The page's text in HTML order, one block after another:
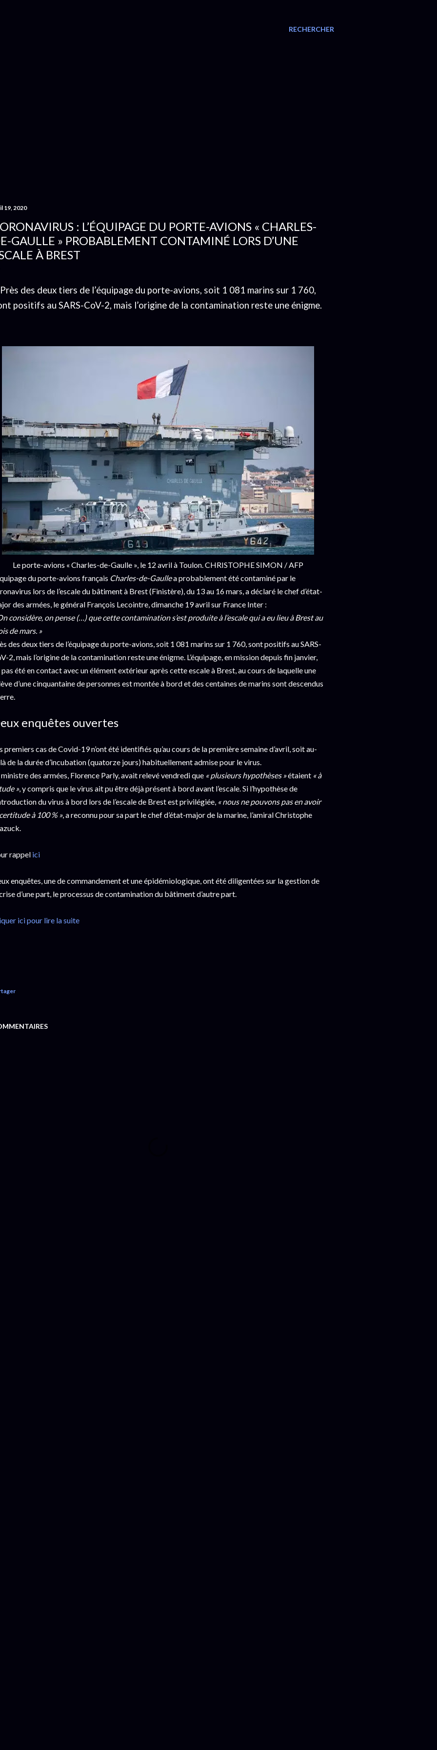
RECHERCHER
19, 2020
: L’ÉQUIPAGE DU PORTE-AVIONS « CHARLES-
GAULLE » PROBABLEMENT CONTAMINÉ LORS D’UNE
À BREST
Près des deux tiers de l’équipage du porte-avions, soit 1 081 marins sur 1 760,
positifs au SARS-CoV-2, mais l’origine de la contamination reste une énigme.
Le porte-avions « Charles-de-Gaulle », le 12 avril à Toulon. CHRISTOPHE SIMON / AFP
du porte-avions français Charles-de-Gaullea probablement été contaminé par le
lors de l’escale du bâtiment à Brest (Finistère), du 13 au 16 mars, a déclaré le chef d’état-
des armées, le général François Lecointre, dimanche 19 avril sur France Inter :
considère, on pense (…) que cette contamination s’est produite à l’escale qui a eu lieu à Brest au
de mars. »
des deux tiers de l’équipage du porte-avions, soit 1 081 marins sur 1 760, sont positifs au SARS-
2, mais l’origine de la contamination reste une énigme. L’équipage, en mission depuis fin janvier,
pas été en contact avec un élément extérieur après cette escale à Brest, au cours de laquelle une
d’une cinquantaine de personnes est montée à bord et des centaines de marins sont descendus
enquêtes ouvertes
premiers cas de Covid-19 n’ont été identifiés qu’au cours de la première semaine d’avril, soit au-
de la durée d’incubation (quatorze jours) habituellement admise pour le virus.
ministre des armées, Florence Parly, avait relevé vendredi que « plusieurs hypothèses »étaient « à
», y compris que le virus ait pu être déjà présent à bord avant l’escale. Si l’hypothèse de
du virus à bord lors de l’escale de Brest est privilégiée, « nous ne pouvons pas en avoir
à 100 % », a reconnu pour sa part le chef d’état-major de la marine, l’amiral Christophe
rappel ici
enquêtes, une de commandement et une épidémiologique, ont été diligentées sur la gestion de
d’une part, le processus de contamination du bâtiment d’autre part.
ici pour lire la suite